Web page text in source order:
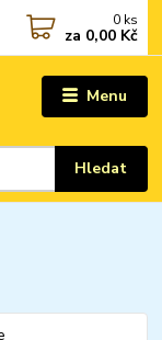
Menu
Hledat
0 ks
za 0,00 Kč